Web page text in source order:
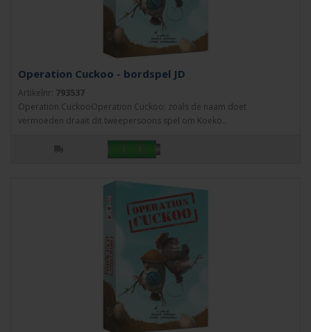
Operation Cuckoo - bordspel JD
Artikelnr: 793537
Operation CuckooOperation Cuckoo; zoals de naam doet
vermoeden draait dit tweepersoons spel om Koeko..